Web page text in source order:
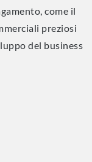
come il
preziosi
del business